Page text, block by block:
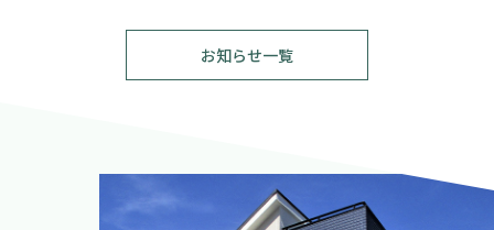
お知らせ一覧